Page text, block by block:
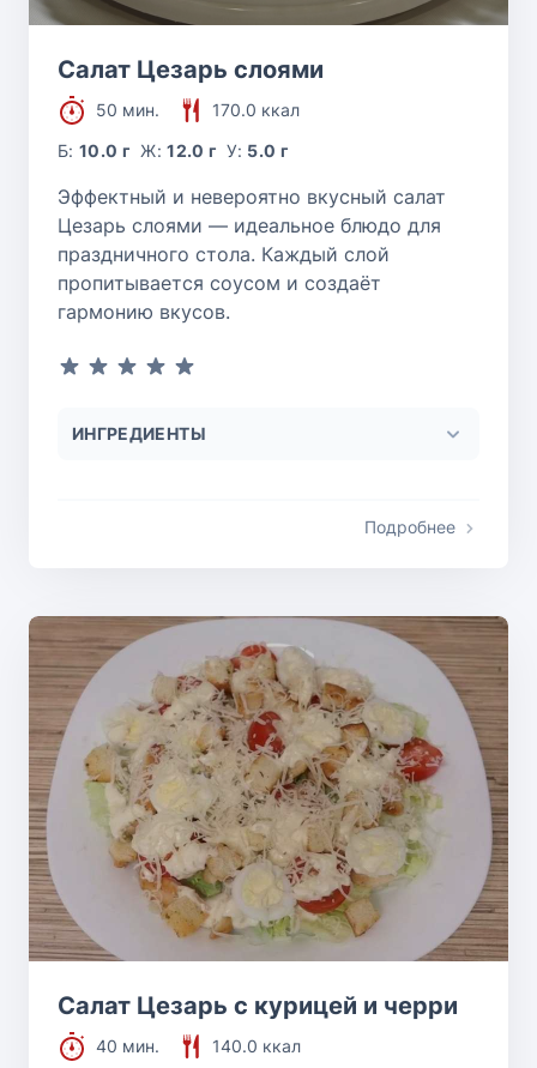
Салат Цезарь слоями
50 мин.
170.0 ккал
Б:10.0 г Ж:12.0 г У: 5.0 г
Эффектный и невероятно вкусный салат
Цезарь слоями — идеальное блюдо для
праздничного стола. Каждый слой
пропитывается соусом и создаёт
гармонию вкусов.
ИНГРЕДИЕНТЫ
Подробнее
Салат Цезарь с курицей и черри
40 мин.
140.0 ккал